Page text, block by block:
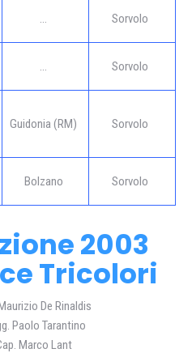
… Sorvolo
… Sorvolo
Guidonia (RM) Sorvolo
Bolzano Sorvolo
2003
Tricolori
De Rinaldis
Paolo Tarantino
Marco Lant